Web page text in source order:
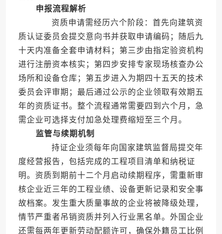
申报流程解析
资质申请需经历六个阶段：首先向建筑资
质认证委员会提交意向书并获取申请编码；随后九
十天内准备全套申请材料；第三步由指定验资机构
进行注册资本核实；第四步安排专家现场核查办公
场所和设备仓库；第五步进入为期四十五天的技术
委员会评审期；最后通过公示的企业领取有效期五
年的资质证书。整个流程通常需要四到六个月，急
需企业可选择支付加急处理费缩短至三个月。
监管与续期机制
持证企业须每年向国家建筑监督局提交年
度经营报告，包括完成的工程项目清单和纳税证
明。资质到期前十二个月启动续期程序，需重新审
核企业近三年的工程业绩、设备更新记录和安全事
故档案。发生重大质量事故的企业将被降级处理，
情节严重者吊销资质并列入行业黑名单。外国企业
还需每两年更新劳动配额许可，确保外籍员工比例